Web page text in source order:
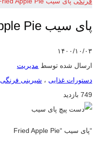
پای سیب Fried Apple Pie
۱۴۰۰/۱۰/۰۳
ارسال شده توسط مدیریت
دستورات غذایی ، شیرینی فرنگی
749 بازدید
“پای سیب “Fried Apple Pie